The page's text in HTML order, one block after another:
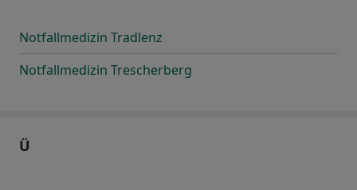
Notfallmedizin Tradlenz
Notfallmedizin Trescherberg
Ü